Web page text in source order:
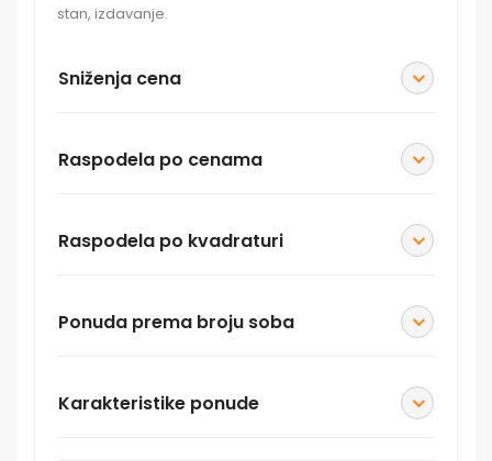
stan, izdavanje.
Sniženja cena
Raspodela po cenama
Raspodela po kvadraturi
Ponuda prema broju soba
Karakteristike ponude